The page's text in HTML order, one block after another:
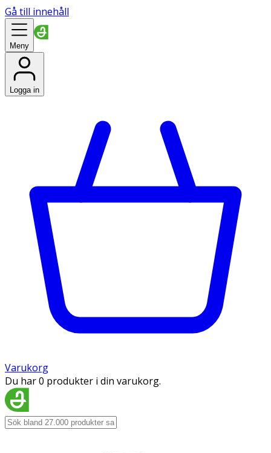
Gå till innehåll
Meny
Logga in
Varukorg
Du har 0 produkter i din varukorg.